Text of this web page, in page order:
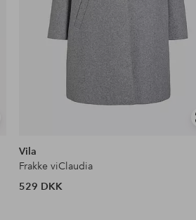
Vila
Frakke viClaudia
529 DKK